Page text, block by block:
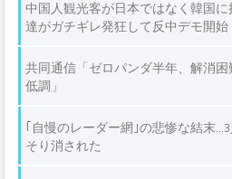
中国人観光客が日本ではなく韓国
達がガチギレ発狂して反中デモ開始
共同通信「ゼロパンダ半年、解消
低調」
｢自慢のレーダー網｣の悲惨な結末
そり消された